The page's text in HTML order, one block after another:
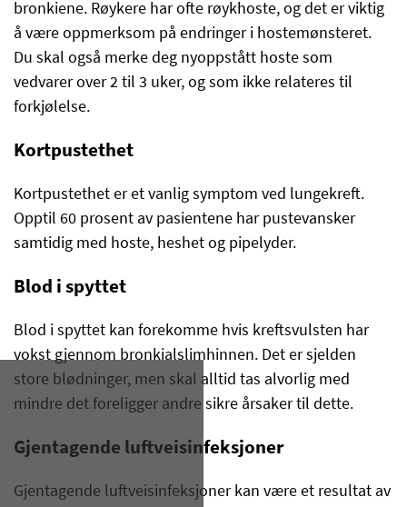
bronkiene. Røykere har ofte røykhoste, og det er viktig
å være oppmerksom på endringer i hostemønsteret.
Du skal også merke deg nyoppstått hoste som
vedvarer over 2 til 3 uker, og som ikke relateres til
forkjølelse.
Kortpustethet
Kortpustethet er et vanlig symptom ved lungekreft.
Opptil 60 prosent av pasientene har pustevansker
samtidig med hoste, heshet og pipelyder.
Blod i spyttet
Blod i spyttet kan forekomme hvis kreftsvulsten har
vokst gjennom bronkialslimhinnen. Det er sjelden
store blødninger, men skal alltid tas alvorlig med
mindre det foreligger andre sikre årsaker til dette.
Gjentagende luftveisinfeksjoner
Gjentagende luftveisinfeksjoner kan være et resultat av